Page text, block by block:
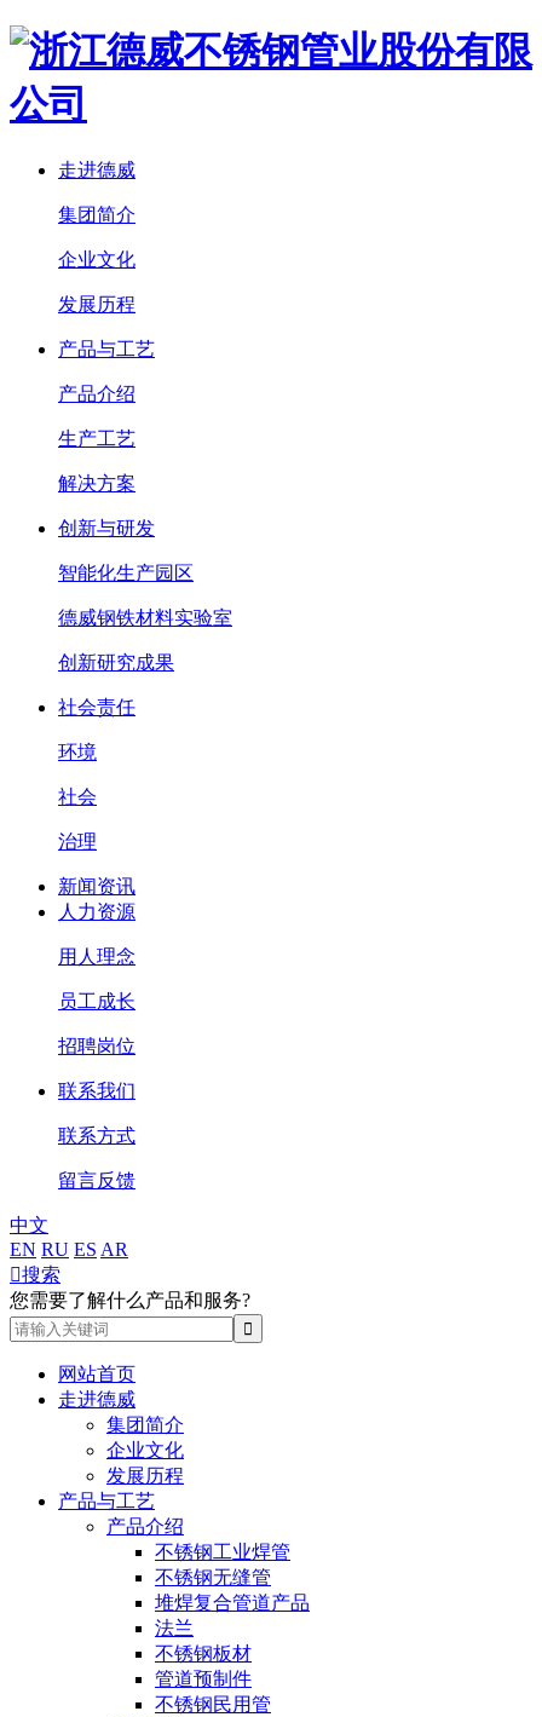
走进德威
集团简介
企业文化
发展历程
产品与工艺
产品介绍
生产工艺
解决方案
创新与研发
智能化生产园区
德威钢铁材料实验室
创新研究成果
社会责任
环境
社会
治理
新闻资讯
人力资源
用人理念
员工成长
招聘岗位
联系我们
联系方式
留言反馈
中文
EN RU ES AR
搜索
您需要了解什么产品和服务?
网站首页
走进德威
集团简介
企业文化
发展历程
产品与工艺
产品介绍
不锈钢工业焊管
不锈钢无缝管
堆焊复合管道产品
法兰
不锈钢板材
管道预制件
不锈钢民用管